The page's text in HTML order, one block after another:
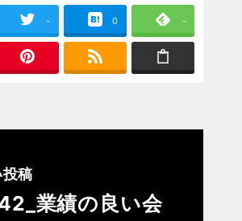
- 0 -
稿
業績の良い会